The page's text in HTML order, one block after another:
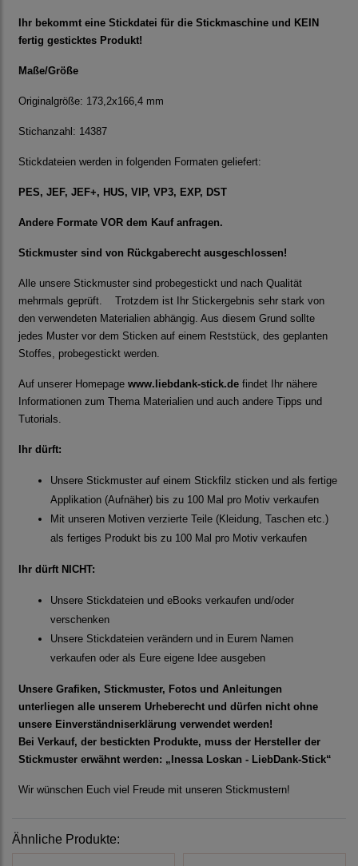
Ihr bekommt eine Stickdatei für die Stickmaschine und KEIN
fertig gesticktes Produkt!
Maße/Größe
Originalgröße: 173,2x166,4 mm
Stichanzahl: 14387
Stickdateien werden in folgenden Formaten geliefert:
PES, JEF, JEF+, HUS, VIP, VP3, EXP, DST
Andere Formate VOR dem Kauf anfragen.
Stickmuster sind von Rückgaberecht ausgeschlossen!
Alle unsere Stickmuster sind probegestickt und nach Qualität
mehrmals geprüft. Trotzdem ist Ihr Stickergebnis sehr stark von
den verwendeten Materialien abhängig. Aus diesem Grund sollte
jedes Muster vor dem Sticken auf einem Reststück, des geplanten
Stoffes, probegestickt werden.
Auf unserer Homepage www.liebdank-stick.de findet Ihr nähere
Informationen zum Thema Materialien und auch andere Tipps und
Tutorials.
Ihr dürft:
Unsere Stickmuster auf einem Stickfilz sticken und als fertige
Applikation (Aufnäher) bis zu 100 Mal pro Motiv verkaufen
Mit unseren Motiven verzierte Teile (Kleidung, Taschen etc.)
als fertiges Produkt bis zu 100 Mal pro Motiv verkaufen
Ihr dürft NICHT:
Unsere Stickdateien und eBooks verkaufen und/oder
verschenken
Unsere Stickdateien verändern und in Eurem Namen
verkaufen oder als Eure eigene Idee ausgeben
Unsere Grafiken, Stickmuster, Fotos und Anleitungen
unterliegen alle unserem Urheberecht und dürfen nicht ohne
unsere Einverständniserklärung verwendet werden!
Bei Verkauf, der bestickten Produkte, muss der Hersteller der
Stickmuster erwähnt werden: „Inessa Loskan - LiebDank-Stick“
Wir wünschen Euch viel Freude mit unseren Stickmustern!
Ähnliche Produkte: